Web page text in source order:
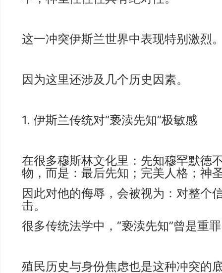
这一冲突伊斯兰世界中表现特别激烈
因为这里还涉及几个历史因素。
1. 伊斯兰传统对“亵渎先知”极敏感
在很多穆斯林文化里：先知穆罕默德
物，而是：最后先知；完美人格；神
因此对他的侮辱，会被视为：对整个
击。
很多传统法学中，“亵渎先知”曾是重
殖民历史与身份焦虑也是这种冲突的